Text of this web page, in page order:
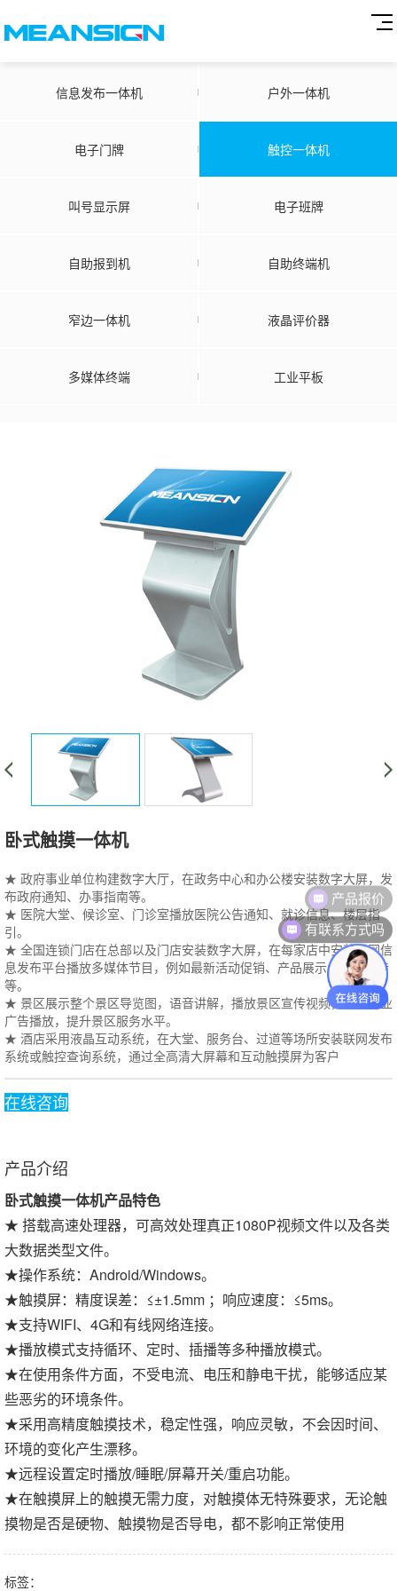
信息发布一体机 户外一体机
电子门牌 触控一体机
叫号显示屏 电子班牌
自助报到机 自助终端机
窄边一体机 液晶评价器
多媒体终端 工业平板
卧式触摸一体机
★ 政府事业单位构建数字大厅，在政务中心和办公楼安装数字大屏，发
布政府通知、办事指南等。
★ 医院大堂、候诊室、门诊室播放医院公告通知、就诊信息、楼层指
引。
★ 全国连锁门店在总部以及门店安装数字大屏，在每家店中安装联网信
息发布平台播放多媒体节目，例如最新活动促销、产品展示、品牌宣传
等。
★ 景区展示整个景区导览图，语音讲解，播放景区宣传视频，以及商业
广告播放，提升景区服务水平。
★ 酒店采用液晶互动系统，在大堂、服务台、过道等场所安装联网发布
系统或触控查询系统，通过全高清大屏幕和互动触摸屏为客户
在线咨询
产品介绍
卧式触摸一体机产品特色
★ 搭载高速处理器，可高效处理真正1080P视频文件以及各类
大数据类型文件。
★操作系统：Android/Windows。
★触摸屏：精度误差：≤±1.5mm ；响应速度：≤5ms。
★支持WIFI、4G和有线网络连接。
★播放模式支持循环、定时、插播等多种播放模式。
★在使用条件方面，不受电流、电压和静电干扰，能够适应某
些恶劣的环境条件。
★采用高精度触摸技术，稳定性强，响应灵敏，不会因时间、
环境的变化产生漂移。
★远程设置定时播放/睡眠/屏幕开关/重启功能。
★在触摸屏上的触摸无需力度，对触摸体无特殊要求，无论触
摸物是否是硬物、触摸物是否导电，都不影响正常使用
标签：
产品报价
有联系方式吗